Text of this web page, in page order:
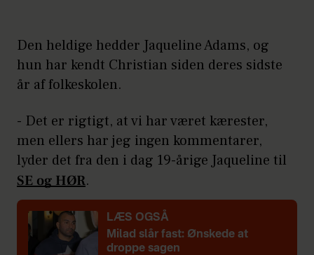
Den heldige hedder Jaqueline Adams, og
hun har kendt Christian siden deres sidste
år af folkeskolen.
- Det er rigtigt, at vi har været kærester,
men ellers har jeg ingen kommentarer,
lyder det fra den i dag 19-årige Jaqueline til
SE og HØR.
LÆS OGSÅ
Milad slår fast: Ønskede at
droppe sagen